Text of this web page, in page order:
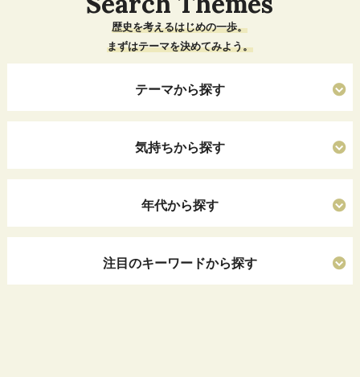
歴史を考えるはじめの一歩。
まずはテーマを決めてみよう。
テーマから探す
気持ちから探す
年代から探す
注目のキーワードから探す